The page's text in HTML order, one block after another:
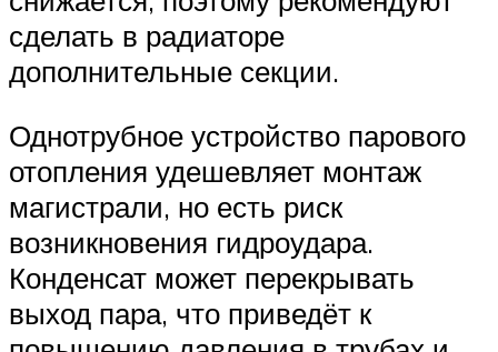
сделать в радиаторе
дополнительные секции.
Однотрубное устройство парового
отопления удешевляет монтаж
магистрали, но есть риск
возникновения гидроудара.
Конденсат может перекрывать
выход пара, что приведёт к